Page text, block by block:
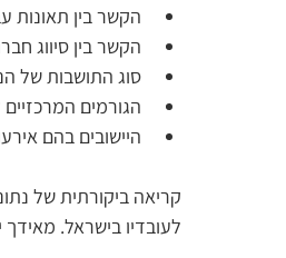
הקשר בין תאונות
הקשר בין סיווג
סוג התושבות של
הגורמים
היישובים בהם
קריאה ביקורתית של
לעובדיו בישראל. מאידך